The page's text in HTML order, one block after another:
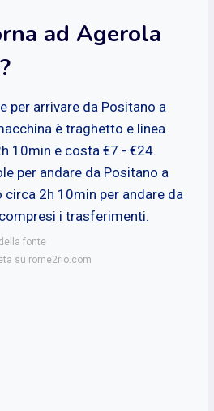
ad Agerola
per arrivare da Positano a
è traghetto e linea
10min e costa €7 - €24.
per andare da Positano a
circa 2h 10min per andare da
i trasferimenti.
fonte
su rome2rio.com